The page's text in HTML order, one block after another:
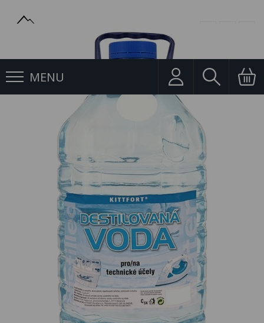
MENU
Provozní kapaliny
Destilovaná Voda 5l
Přidat do oblíbených produktů
Foto produktu se může od skutečnosti mírně lišit.